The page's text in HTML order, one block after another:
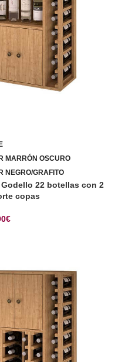
MARRÓN OSCURO
NEGRO/GRAFITO
22 botellas con 2
copas
€